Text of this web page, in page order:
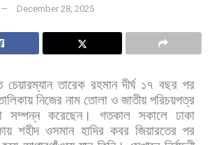
December 28, 2025
চেয়ারম্যান তারেক রহমান দীর্ঘ ১৭ বছর পর
নিজের নাম তোলা ও জাতীয় পরিচয়পত্র
সম্পন্ন করেছেন। গতকাল সকালে ঢাকা
শহীদ ওসমান হাদির কবর জিয়ারতের পর